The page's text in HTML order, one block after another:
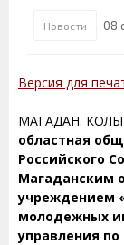
Новости 08
Версия для
МАГАДАН.
областная
Российского
Магаданским
учреждением
молодежных
управления